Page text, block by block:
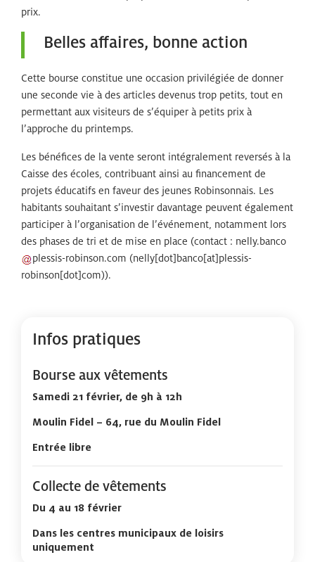
prix.
Belles affaires, bonne action
Cette bourse constitue une occasion privilégiée de donner
une seconde vie à des articles devenus trop petits, tout en
permettant aux visiteurs de s’équiper à petits prix à
l’approche du printemps.
Les bénéfices de la vente seront intégralement reversés à la
Caisse des écoles, contribuant ainsi au financement de
projets éducatifs en faveur des jeunes Robinsonnais. Les
habitants souhaitant s’investir davantage peuvent également
participer à l’organisation de l’événement, notamment lors
des phases de tri et de mise en place (contact : nelly.banco
plessis-robinson.com (nelly[dot]banco[at]plessis-
robinson[dot]com)).
Infos pratiques
Bourse aux vêtements
Samedi 21 février, de 9h à 12h
Moulin Fidel – 64, rue du Moulin Fidel
Entrée libre
Collecte de vêtements
Du 4 au 18 février
Dans les centres municipaux de loisirs
uniquement